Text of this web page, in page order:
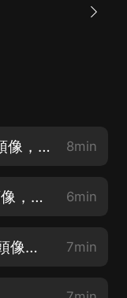
0001 最強掌門系統（點雅居頭像，進主頁加官方粉絲群，催更加更福利都可以哦！） 8min
002 法術瞬間圓滿（點雅居頭像，進主頁加官方粉絲群，催更加更福利都可以哦！） 6min
0003 赤蛇派的挑戰（點雅居頭像，進主頁加官方粉絲群，催更加更福利都可以哦！） 7min